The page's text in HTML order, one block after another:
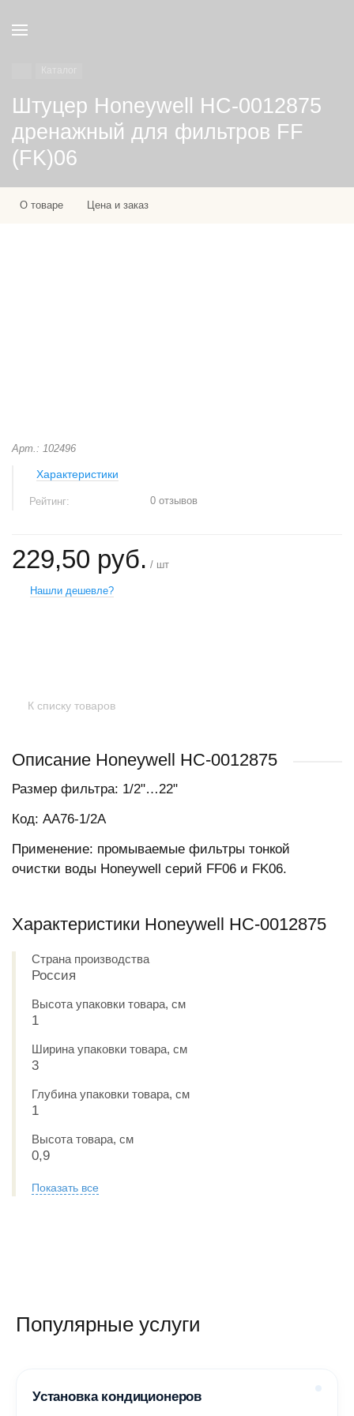
Штуцер Honeywell НС-0012875
дренажный для фильтров FF
(FK)06
О товаре Цена и заказ
Арт.: 102496
Характеристики
Рейтинг: 0 отзывов
229,50 руб. / шт
Нашли дешевле?
К списку товаров
Описание Honeywell НС-0012875
Размер фильтра: 1/2"…22"
Код: AA76-1/2A
Применение: промываемые фильтры тонкой
очистки воды Honeywell серий FF06 и FK06.
Характеристики Honeywell НС-0012875
Страна производства
Россия
Высота упаковки товара, см
1
Ширина упаковки товара, см
3
Глубина упаковки товара, см
1
Высота товара, см
0,9
Показать все
Популярные услуги
Установка кондиционеров